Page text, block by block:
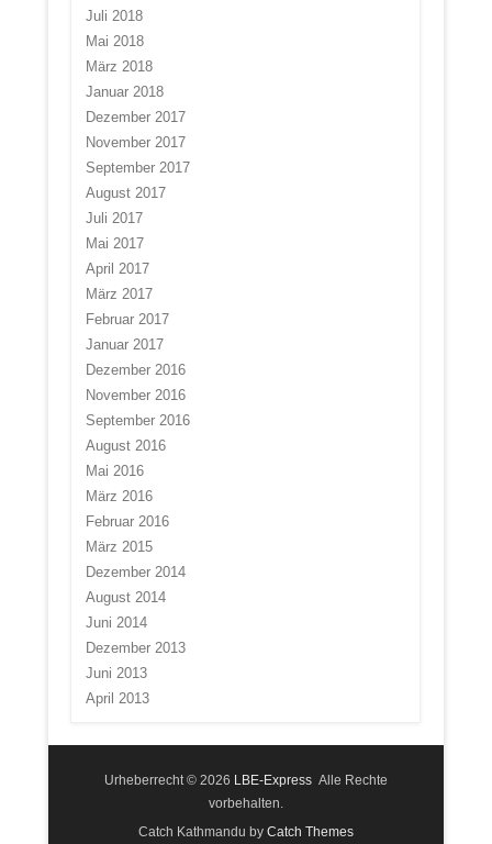
Juli 2018
Mai 2018
März 2018
Januar 2018
Dezember 2017
November 2017
September 2017
August 2017
Juli 2017
Mai 2017
April 2017
März 2017
Februar 2017
Januar 2017
Dezember 2016
November 2016
September 2016
August 2016
Mai 2016
März 2016
Februar 2016
März 2015
Dezember 2014
August 2014
Juni 2014
Dezember 2013
Juni 2013
April 2013
Urheberrecht © 2026 LBE-Express Alle Rechte
vorbehalten.
Catch Kathmandu by Catch Themes